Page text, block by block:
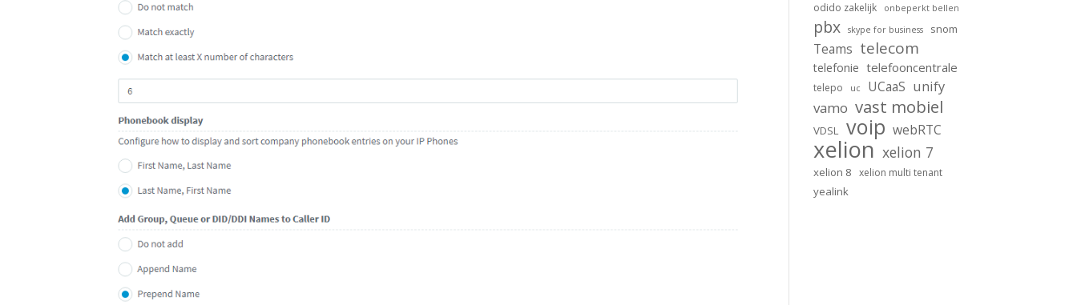
odido zakelijk onbeperkt bellen
pbx skype for business snom
Teams telecom
telefonie telefooncentrale
telepo uc UCaaS unify
vamo vast mobiel
VDSL voip webRTC
xelion xelion 7
xelion 8 xelion multi tenant
yealink